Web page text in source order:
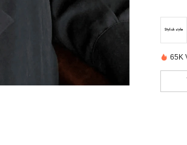
65K